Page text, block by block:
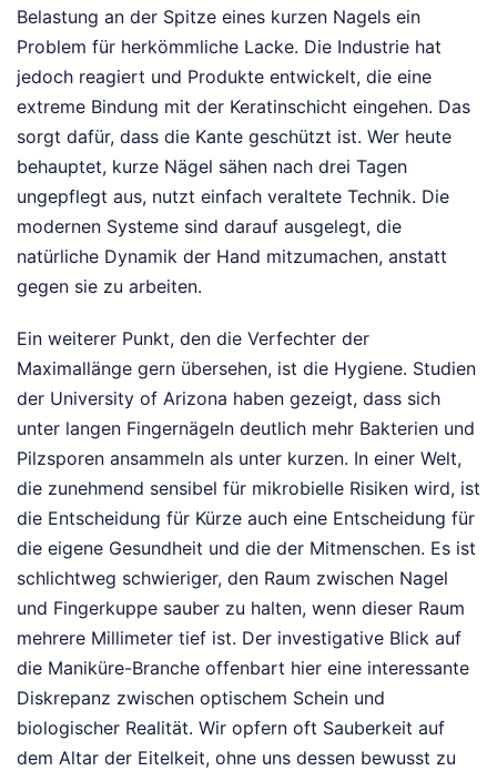
Belastung an der Spitze eines kurzen Nagels ein
Problem für herkömmliche Lacke. Die Industrie hat
jedoch reagiert und Produkte entwickelt, die eine
extreme Bindung mit der Keratinschicht eingehen. Das
sorgt dafür, dass die Kante geschützt ist. Wer heute
behauptet, kurze Nägel sähen nach drei Tagen
ungepflegt aus, nutzt einfach veraltete Technik. Die
modernen Systeme sind darauf ausgelegt, die
natürliche Dynamik der Hand mitzumachen, anstatt
gegen sie zu arbeiten.
Ein weiterer Punkt, den die Verfechter der
Maximallänge gern übersehen, ist die Hygiene. Studien
der University of Arizona haben gezeigt, dass sich
unter langen Fingernägeln deutlich mehr Bakterien und
Pilzsporen ansammeln als unter kurzen. In einer Welt,
die zunehmend sensibel für mikrobielle Risiken wird, ist
die Entscheidung für Kürze auch eine Entscheidung für
die eigene Gesundheit und die der Mitmenschen. Es ist
schlichtweg schwieriger, den Raum zwischen Nagel
und Fingerkuppe sauber zu halten, wenn dieser Raum
mehrere Millimeter tief ist. Der investigative Blick auf
die Maniküre-Branche offenbart hier eine interessante
Diskrepanz zwischen optischem Schein und
biologischer Realität. Wir opfern oft Sauberkeit auf
dem Altar der Eitelkeit, ohne uns dessen bewusst zu